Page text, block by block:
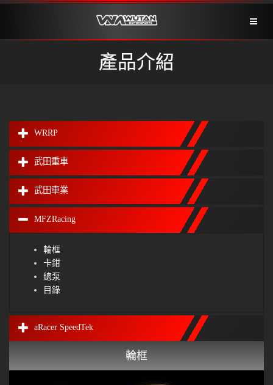
產品介紹
WRRP
武田重車
武田車業
MFZRacing
輪框
卡鉗
總泵
目錄
aRacer SpeedTek
輪框